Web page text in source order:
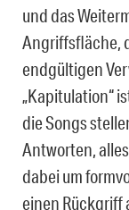
und das
Angriffsfläche,
endgültigen
„Kapitulation“
die Songs
Antworten,
dabei um
einen Rückgriff